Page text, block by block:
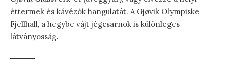
éttermek és kávézók hangulatát. A Gjøvik Olympiske
Fjellhall, a hegybe vájt jégcsarnok is különleges
látványosság.